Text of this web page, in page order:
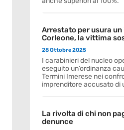
Arrestato per usura
Corleone, la vittima
28 Ottobre 2025
I carabinieri del nucleo
eseguito un’ordinanza
Termini Imerese nei
imprenditore accusato di
La rivolta di chi non
denunce